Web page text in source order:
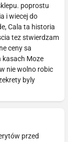
poprostu
i wiecej do
Cala ta historia
tez stwierdzam
ceny sa
kasach Moze
nie wolno robic
byly
przed